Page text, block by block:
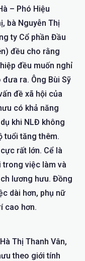
– Phó Hiệu
bà Nguyễn Thị
ty Cổ phần Đầu
đều cho rằng
đều muốn nghỉ
ra. Ông Bùi Sỹ
đề xã hội của
có khả năng
khi NLĐ không
tuổi tăng thêm.
rất lớn. Cể là
trong việc làm và
lương hưu. Đồng
dài hơn, phụ nữ
cao hơn.
Thị Thanh Vân,
theo giới tính